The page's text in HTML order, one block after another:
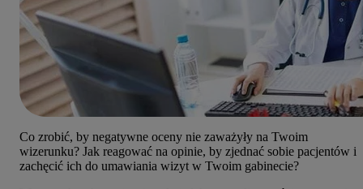
Co zrobić, by negatywne oceny nie zaważyły na Twoim
wizerunku? Jak reagować na opinie, by zjednać sobie pacjentów i
zachęcić ich do umawiania wizyt w Twoim gabinecie?